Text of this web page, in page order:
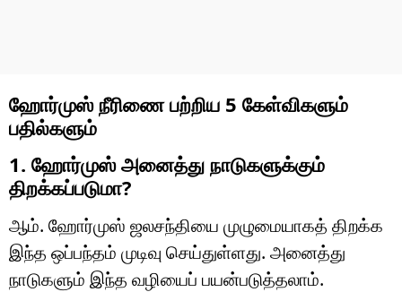
ஹோர்முஸ் நீரிணை பற்றிய 5 கேள்விகளும்
பதில்களும்
1. ஹோர்முஸ் அனைத்து நாடுகளுக்கும்
திறக்கப்படுமா?
ஆம். ஹோர்முஸ் ஜலசந்தியை முழுமையாகத் திறக்க
இந்த ஒப்பந்தம் முடிவு செய்துள்ளது. அனைத்து
நாடுகளும் இந்த வழியைப் பயன்படுத்தலாம்.